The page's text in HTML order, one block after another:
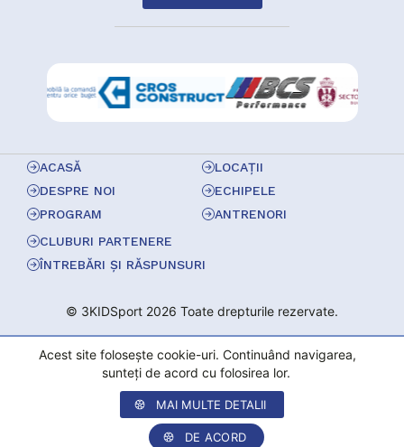
© 3KIDSport 2026 Toate drepturile rezervate.
ACASĂ
DESPRE NOI
PROGRAM
LOCAȚII
ECHIPELE
ANTRENORI
CLUBURI PARTENERE
ÎNTREBĂRI ȘI RĂSPUNSURI
Acest site folosește cookie-uri. Continuând navigarea,
sunteți de acord cu folosirea lor.
MAI MULTE DETALII
DE ACORD